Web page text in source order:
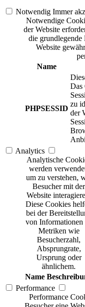
Notwendig Immer
Notwendige
der Website
die grundlegende
Website
Name
PHPSESSID
Das
zu
der
Analytics
Analytische
werden
um zu verstehen,
Besucher mit der
Website
Diese Cookies
bei der
von Informationen
Metriken wie
Besucherzahl,
Absprungrate,
Ursprung oder
ähnlichem.
Name
Performance
Performance